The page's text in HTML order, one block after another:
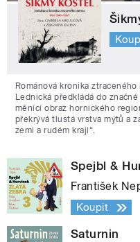
Románová kronika
Lednická předkládá do
měnící obraz hornického
překrývá tlustá vrstva mýtů a
zemi a rudém kraji“.
Spejbl &
František
Koupit
Saturnin